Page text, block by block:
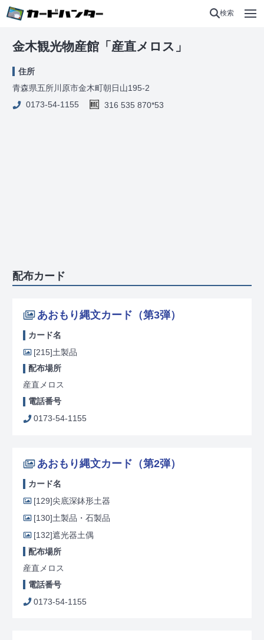
検索
金木観光物産館「産直メロス」
住所
青森県五所川原市金木町朝日山195-2
0173-54-1155
316 535 870*53
配布カード
あおもり縄文カード（第3弾）
カード名
[215]土製品
配布場所
産直メロス
電話番号
0173-54-1155
あおもり縄文カード（第2弾）
カード名
[129]尖底深鉢形土器
[130]土製品・石製品
[132]遮光器土偶
配布場所
産直メロス
電話番号
0173-54-1155